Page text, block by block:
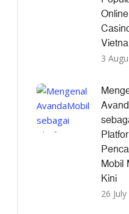
Online
3
Mobil
Kini
26 July